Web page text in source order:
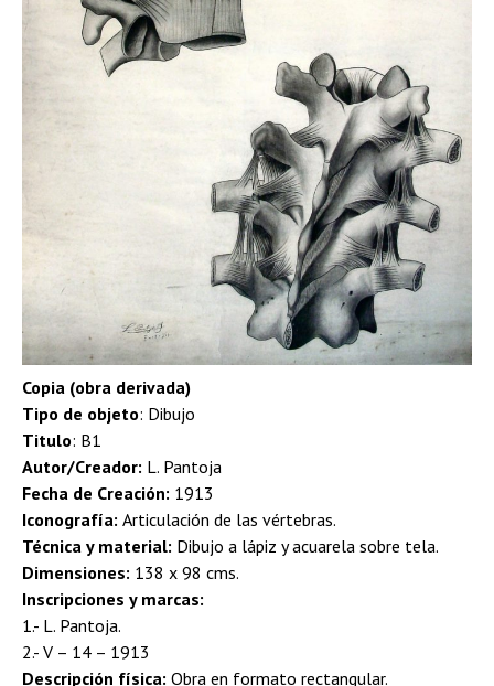
Copia (obra derivada)
Tipo de objeto: Dibujo
Titulo: B1
Autor/Creador: L. Pantoja
Fecha de Creación: 1913
Iconografía: Articulación de las vértebras.
Técnica y material: Dibujo a lápiz y acuarela sobre tela.
Dimensiones: 138 x 98 cms.
Inscripciones y marcas:
1.- L. Pantoja.
2.- V – 14 – 1913
Descripción física: Obra en formato rectangular.